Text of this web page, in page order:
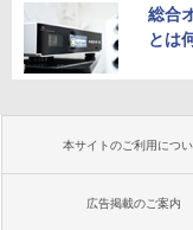
総合
とは
本サイトのご利用につ
広告掲載のご案内